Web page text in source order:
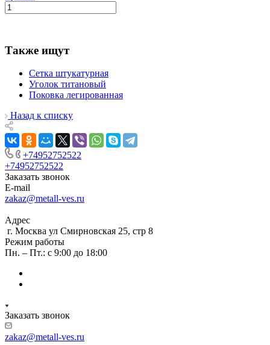
Также ищут
Сетка штукатурная
Уголок титановый
Поковка легированная
Назад к списку
+74952752522
+74952752522
Заказать звонок
E-mail
zakaz@metall-ves.ru
Адрес
г. Москва ул Смирновская 25, стр 8
Режим работы
Пн. – Пт.: с 9:00 до 18:00
Заказать звонок
zakaz@metall-ves.ru